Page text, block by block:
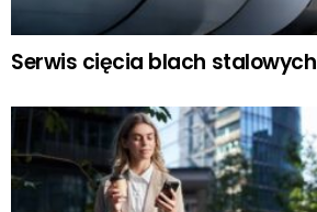
Serwis cięcia blach stalowych